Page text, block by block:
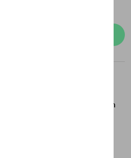
logo. Zes panelen,
gesp en ŠKODA-logo. Eén
van 100% katoen.